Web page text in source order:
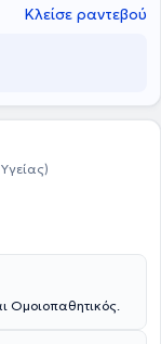
Κλείσε ραντεβού
Ομοιοπαθητικός.